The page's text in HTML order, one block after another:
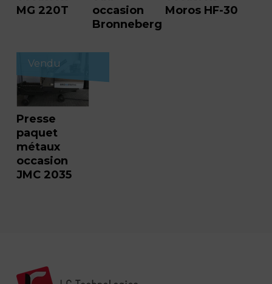
MG 220T
occasion
Bronneberg
Moros HF-30
Vendu
Presse
paquet
métaux
occasion
JMC 2035